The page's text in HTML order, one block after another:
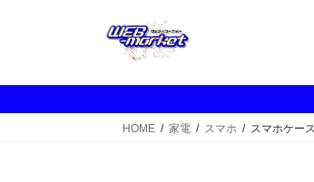
へ
ョ
HOME 家電 スマホ スマホケース